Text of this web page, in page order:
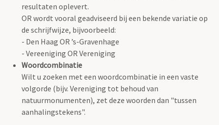
resultaten oplevert.
OR wordt vooral geadviseerd bij een bekende variatie op
de schrijfwijze, bijvoorbeeld:
- Den Haag OR ’s-Gravenhage
- Vereeniging OR Vereniging
Woordcombinatie
Wilt u zoeken met een woordcombinatie in een vaste
volgorde (bijv. Vereniging tot behoud van
natuurmonumenten), zet deze woorden dan "tussen
aanhalingstekens".